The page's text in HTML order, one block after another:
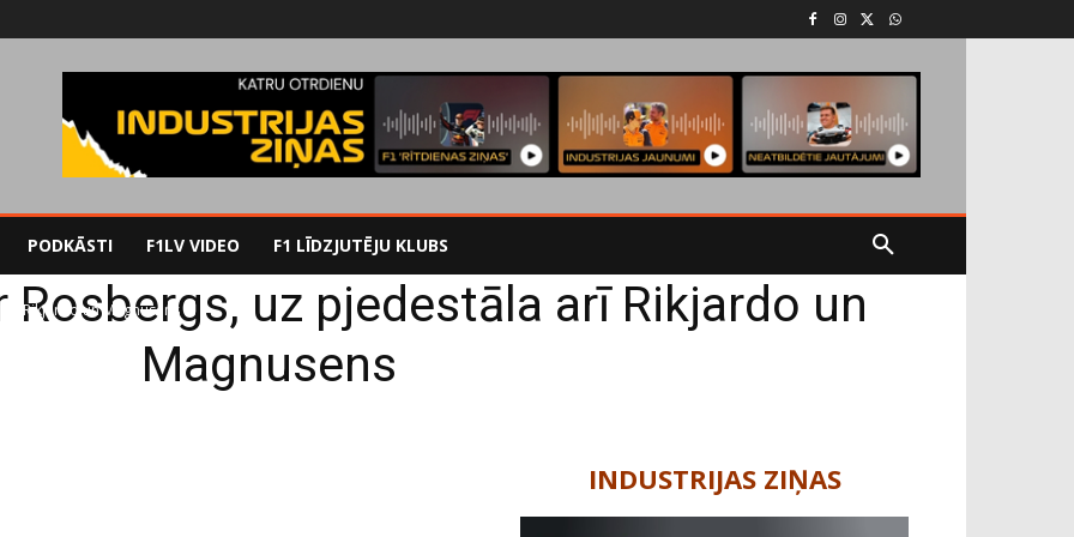
PODKĀSTI F1LV VIDEO F1 LĪDZJUTĒJU KLUBS
Rikjardo un Magnusens
uz pjedestāla arī Rikjardo un
Magnusens
INDUSTRIJAS ZIŅAS